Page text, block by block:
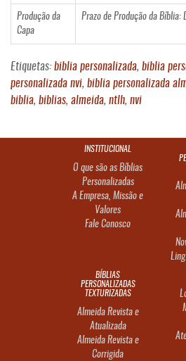
Produção da
Capa
Prazo de Produção da
Etiquetas: biblia personalizada, biblia
personalizada nvi, biblia personalizada
biblia, biblias, almeida, ntlh, nvi
INSTITUCIONAL
O que são as Bíblias
Personalizadas
A Empresa, Missão e
Valores
Fale Conosco
BÍBLIAS
PERSONALIZADAS
TEXTURIZADAS
Almeida Revista e
Atualizada
Almeida Revista e
Corrigida